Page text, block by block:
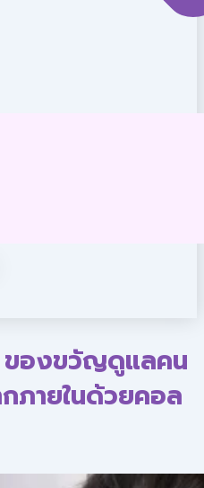
ของขวัญดูแลคน
ภายในด้วยคอล